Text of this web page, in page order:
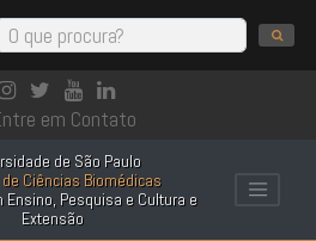
em Contato
de São Paulo
Ciências Biomédicas
Ensino, Pesquisa e Cultura e
Extensão